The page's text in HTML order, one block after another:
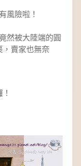
風險啦！
然被大陸端的圓
，賣家也無奈